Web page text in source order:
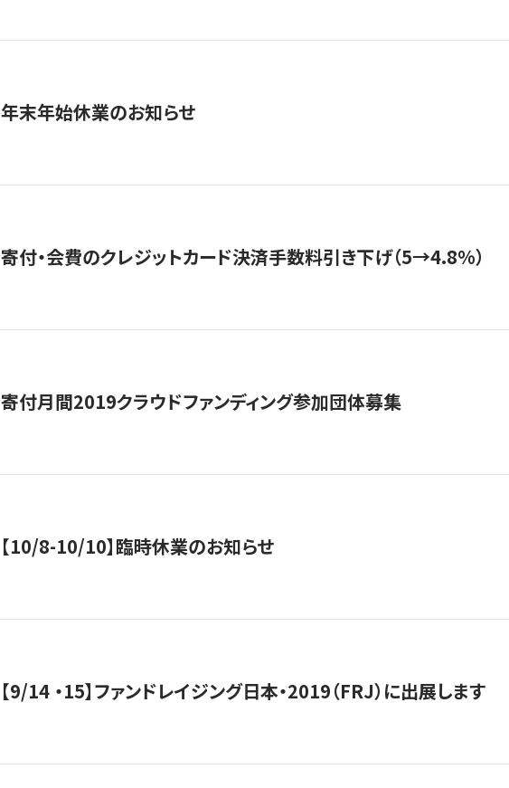
年末年始休業のお知らせ
寄付・会費のクレジットカード決済手数料引き下げ（5→4.8%）
寄付月間2019クラウドファンディング参加団体募集
【10/8-10/10】臨時休業のお知らせ
【9/14 ・15】ファンドレイジング日本・2019（FRJ）に出展します